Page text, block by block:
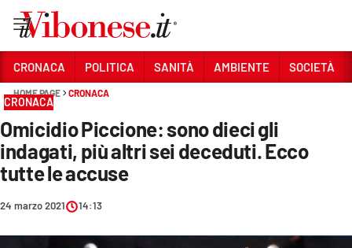
Sezioni
CRONACA
POLITICA
CRONACA POLITICA SANITÀ AMBIENTE SOCIETÀ
HOME PAGE CRONACA
CRONACA
Omicidio Piccione: sono dieci gli
indagati, più altri sei deceduti. Ecco
tutte le accuse
24 marzo 2021 14:13